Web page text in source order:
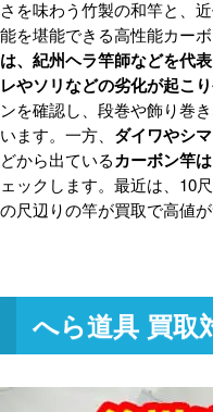
さを味わう竹製の和竿と、
能を堪能できる高性能カー
は、紀州ヘラ竿師などを代
レやソリなどの劣化が起こ
ンを確認し、段巻や飾り巻
います。一方、 ダイワやシ
どから出ているカーボン竿
ェックします。最近は、10
の尺辺りの竿が買取で高値
へら道具 買取